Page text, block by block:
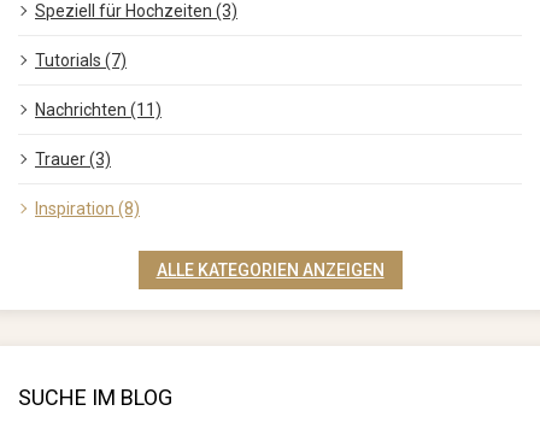
Speziell für Hochzeiten (3)
Tutorials (7)
Nachrichten (11)
Trauer (3)
Inspiration (8)
ALLE KATEGORIEN ANZEIGEN
SUCHE IM BLOG